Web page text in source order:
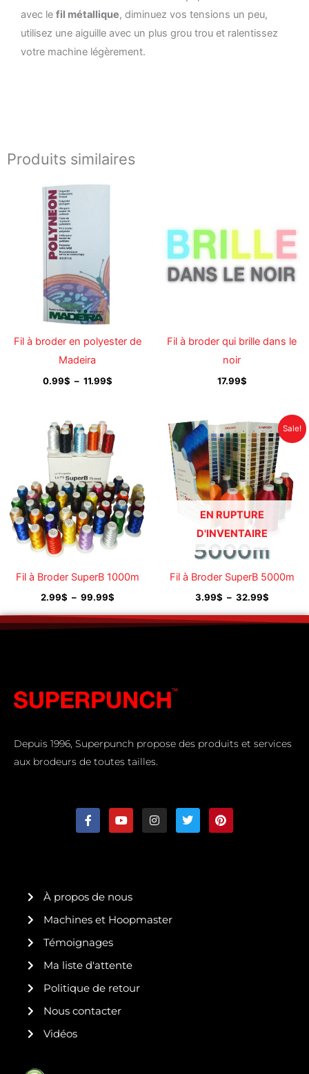
avec le fil métallique, diminuez vos tensions un peu,
utilisez une aiguille avec un plus grou trou et ralentissez
votre machine légèrement.
Produits similaires
Fil à broder en polyester de
Madeira
0.99$ – 11.99$
Fil à broder qui brille dans le
noir
17.99$
Fil à Broder SuperB 1000m
2.99$ – 99.99$
de
prix :
99.99$
Sale!
EN RUPTURE
D'INVENTAIRE
Fil à Broder SuperB 5000m
3.99$ – 32.99$
Plage
de
prix :
3.99$
à
32.99$
Depuis 1996, Superpunch propose des produits et services
aux brodeurs de toutes tailles.
F
a
c
-
Y
o
u
I
n
s
T
w
i
P
i
n
À propos de nous
Machines et Hoopmaster
Témoignages
Ma liste d'attente
Politique de retour
Nous contacter
Vidéos